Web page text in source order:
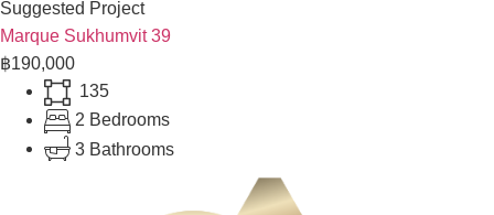
Suggested Project
Marque Sukhumvit 39
฿190,000
135
2 Bedrooms
3 Bathrooms